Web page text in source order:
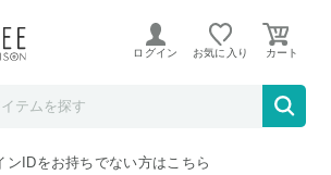
ております。
ログイン お気に入り
り扱い終了、またはただいま取り扱い
ンIDをお持ちでない方はこちら